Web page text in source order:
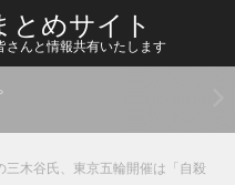
とめサイト
さんと情報共有いたします
三木谷氏、東京五輪開催は「自殺